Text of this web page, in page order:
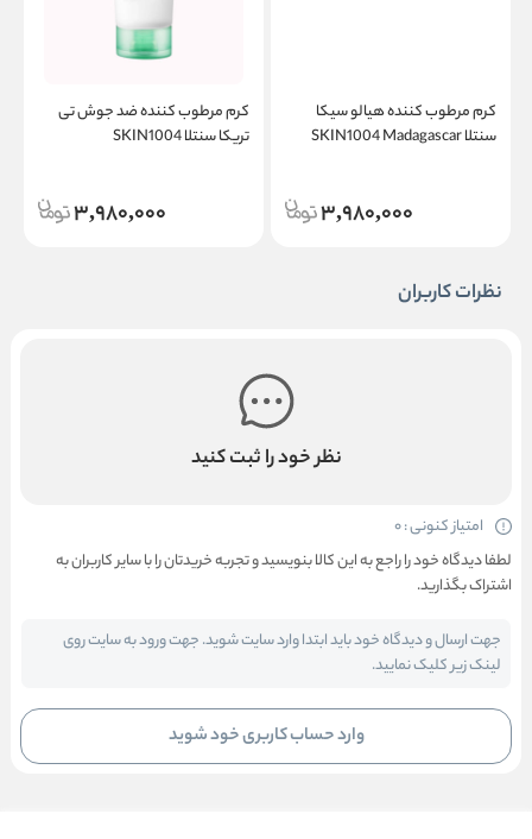
کرم مرطوب کننده هیالو سیکا
سنتلا SKIN1004 Madagascar
3,980,000
کرم مرطوب کننده ضد جوش تی
تریکا سنتلا SKIN1004
3,980,000
نظرات کاربران
نظر خود را ثبت کنید
امتیاز کنونی : 0
لطفا دیدگاه خود را راجع به این کالا بنویسید و تجربه خریدتان را با سایر کاربران به
اشتراک بگذارید.
جهت ارسال و دیدگاه خود باید ابتدا وارد سایت شوید. جهت ورود به سایت روی
لینک زیر کلیک نمایید.
وارد حساب کاربری خود شوید